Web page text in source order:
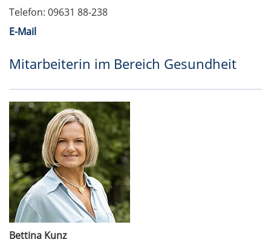
Telefon: 09631 88-238
E-Mail
Mitarbeiterin im Bereich Gesundheit
Bettina Kunz